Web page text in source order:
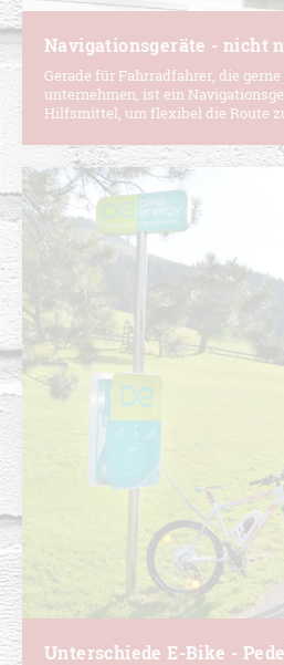
Navigationsgeräte - nicht
Gerade für Fahrradfahrer, die
unternehmen, ist ein
Hilfsmittel, um flexibel die Route
Unterschiede E-Bike -